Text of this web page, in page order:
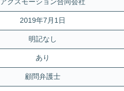
アクスモーション合同会社
2019年7月1日
明記なし
あり
顧問弁護士